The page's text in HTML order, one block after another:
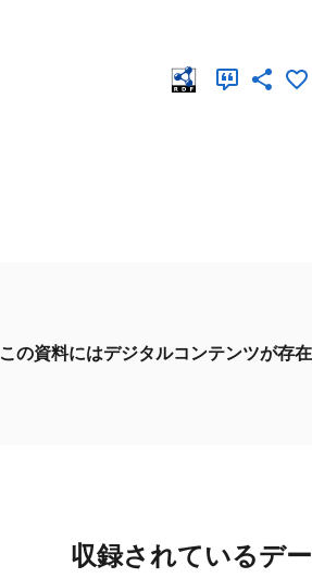
この資料にはデジタルコンテンツが存在
収録されているデ